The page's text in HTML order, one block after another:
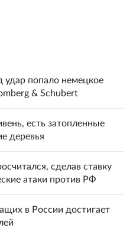
попало немецкое
& Schubert
есть затопленные
деревья
сделав ставку
атаки против РФ
в России достигает